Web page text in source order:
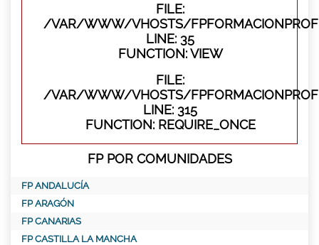
FILE:
/VAR/WWW/VHOSTS/
LINE: 35
FUNCTION: VIEW
FILE:
/VAR/WWW/VHOSTS/
LINE: 315
FUNCTION: REQUIRE_ONCE
FP POR COMUNIDADES
FP ANDALUCÍA
FP ARAGÓN
FP CANARIAS
FP CASTILLA LA MANCHA